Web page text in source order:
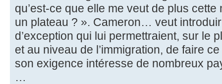
qu’est-ce que elle me veut de plus
un plateau ? ». Cameron… veut
d’exception qui lui permettraient, sur le
et au niveau de l’immigration, de faire
son exigence intéresse de nombreux
…